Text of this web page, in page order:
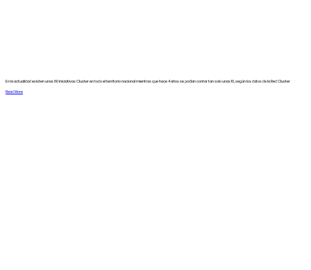
En la actualidad existen unas 80 iniciativas Cluster en todo el territorio nacional mientras que hace 4 años se podían contar tan solo unas 10, según los datos de la Red Cluster
Read More